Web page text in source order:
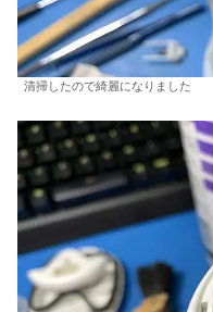
清掃したので綺麗になりました